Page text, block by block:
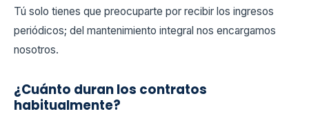
Tú solo tienes que preocuparte por recibir los ingresos
periódicos; del mantenimiento integral nos encargamos
nosotros.
¿Cuánto duran los contratos
habitualmente?